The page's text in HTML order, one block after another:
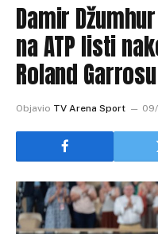
Damir
na ATP listi
Roland Garrosu
Objavio TV Arena Sport